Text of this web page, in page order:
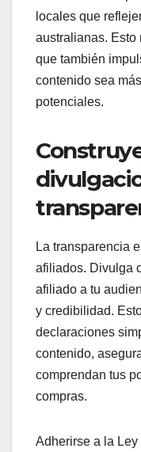
locales que
australianas. Esto
que también
contenido sea
potenciales.
La transparencia
afiliados. Divulga
afiliado a tu
y credibilidad.
declaraciones
contenido,
comprendan tus
compras.
Adherirse a la